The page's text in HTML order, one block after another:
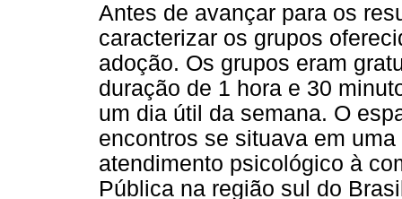
Antes de avançar para os
caracterizar os grupos
adoção. Os grupos eram
duração de 1 hora e 30
um dia útil da semana. O
encontros se situava em
atendimento psicológico à
Pública na região sul do